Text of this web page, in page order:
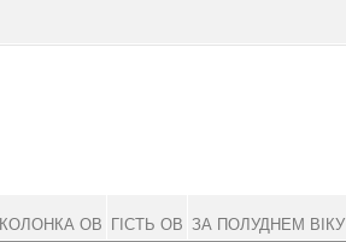
КОЛОНКА ОВ ГІСТЬ ОВ ЗА ПОЛУДНЕМ ВІКУ